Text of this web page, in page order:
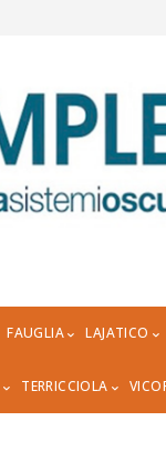
FAUGLIA LAJATICO
TERRICCIOLA